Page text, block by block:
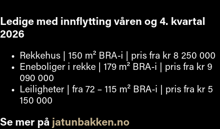
Ledige med innflytting våren og 4. kvartal
2026
Rekkehus | 150 m² BRA-i | pris fra kr 8 250 000
Eneboliger i rekke | 179 m² BRA-i | pris fra kr 9
090 000
Leiligheter | fra 72 – 115 m² BRA-i | pris fra kr 5
150 000
Se mer på jatunbakken.no